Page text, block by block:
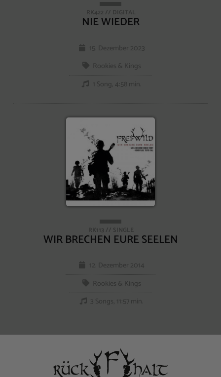
RK422 // DIGITAL
NIE WIEDER
15. Dezember 2023
Rookies & Kings
1 Song, 4:58 min.
RK113 // SINGLE
WIR BRECHEN EURE SEELEN
12. Dezember 2014
Rookies & Kings
3 Songs, 11:57 min.